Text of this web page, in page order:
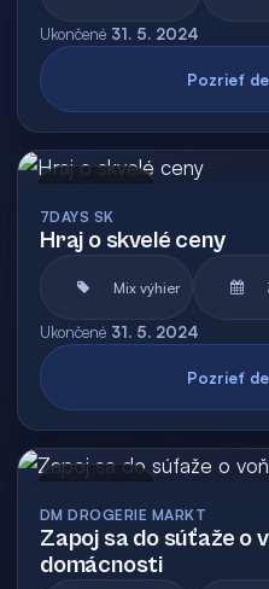
Ukončené 31. 5. 2024
Pozrieť
7DAYS SK
Hraj o skvelé ceny
Mix výhier
Ukončené 31. 5. 2024
Pozrieť
DM DROGERIE MARKT
Zapoj sa do súťaže o
domácnosti